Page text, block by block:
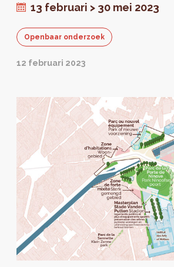
13 februari > 30 mei 2023
Openbaar onderzoek
12 februari 2023